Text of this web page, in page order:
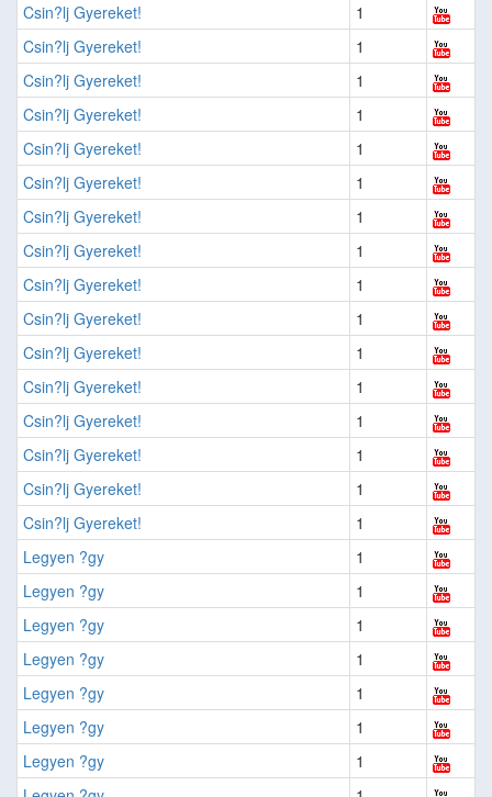
Csin?lj Gyereket!
1
Csin?lj Gyereket!
1
Csin?lj Gyereket!
1
Csin?lj Gyereket!
1
Csin?lj Gyereket!
1
Csin?lj Gyereket!
1
Csin?lj Gyereket!
1
Csin?lj Gyereket!
1
Csin?lj Gyereket!
1
Csin?lj Gyereket!
1
Csin?lj Gyereket!
1
Csin?lj Gyereket!
1
Csin?lj Gyereket!
1
Csin?lj Gyereket!
1
Csin?lj Gyereket!
1
Csin?lj Gyereket!
1
Legyen ?gy
1
Legyen ?gy
1
Legyen ?gy
1
Legyen ?gy
1
Legyen ?gy
1
Legyen ?gy
1
Legyen ?gy
1